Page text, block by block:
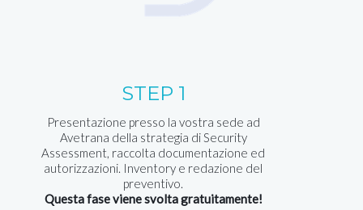
STEP 1
Presentazione presso la vostra sede ad
Avetrana della strategia di Security
Assessment, raccolta documentazione ed
autorizzazioni. Inventory e redazione del
preventivo.
Questa fase viene svolta gratuitamente!